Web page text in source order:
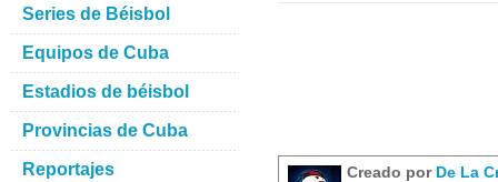
Creado por De La
Series de Béisbol
Equipos de Cuba
Estadios de béisbol
Provincias de Cuba
Reportajes